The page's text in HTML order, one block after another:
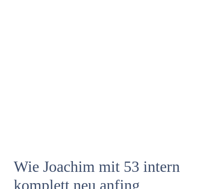
Wie Joachim mit 53 intern
komplett neu anfing